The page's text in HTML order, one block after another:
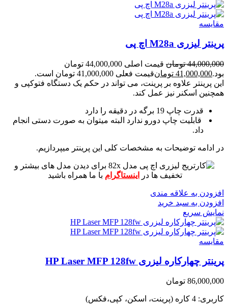
مقايسه
پرینتر لیزری M28a اچ پی
44,000,000 تومان
قیمت اصلی 44,000,000 تومان
بود.41,000,000 تومانقیمت فعلی 41,000,000 تومان است.
این پرینتر علاوه بر پرینت، می تواند در حکم یک دستگاه فتوکپی و
همچنین اسکنر نیز عمل کند.
قدرت چاپ 19 برگه در دقیقه را دارد
قابلیت چاپ دورو ندارد البته میتوان به صورت دستی انجام
داد.
در ادامه توضیحات به مشخصات کلی این پرینتر میپردازیم.
برای دیدن مدل های بیشتر و
تخفیف ها در
اینستاگرام با ما همراه باشید
افزودن به علاقه مندی
افزودن به سبد خرید
نمایش سریع
مقايسه
پرینتر چهارکاره لیزری HP Laser MFP 128fw
86,000,000 تومان
کاربری: 4 کاره (پرینت، اسکن، کپی،فکس)